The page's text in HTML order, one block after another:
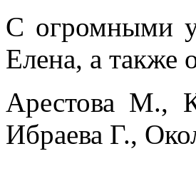
С огромными
Елена, а также
Арестова М.,
Ибраева Г.,